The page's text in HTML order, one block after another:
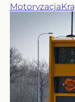
Motoryzacja